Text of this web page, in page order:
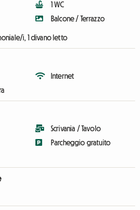
1 WC
Balcone / Terrazzo
i, 1 divano letto
Internet
Scrivania / Tavolo
Parcheggio gratuito